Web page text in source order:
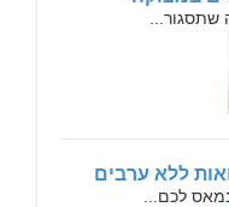
שתסגור...
ללא ערבים
לכם...